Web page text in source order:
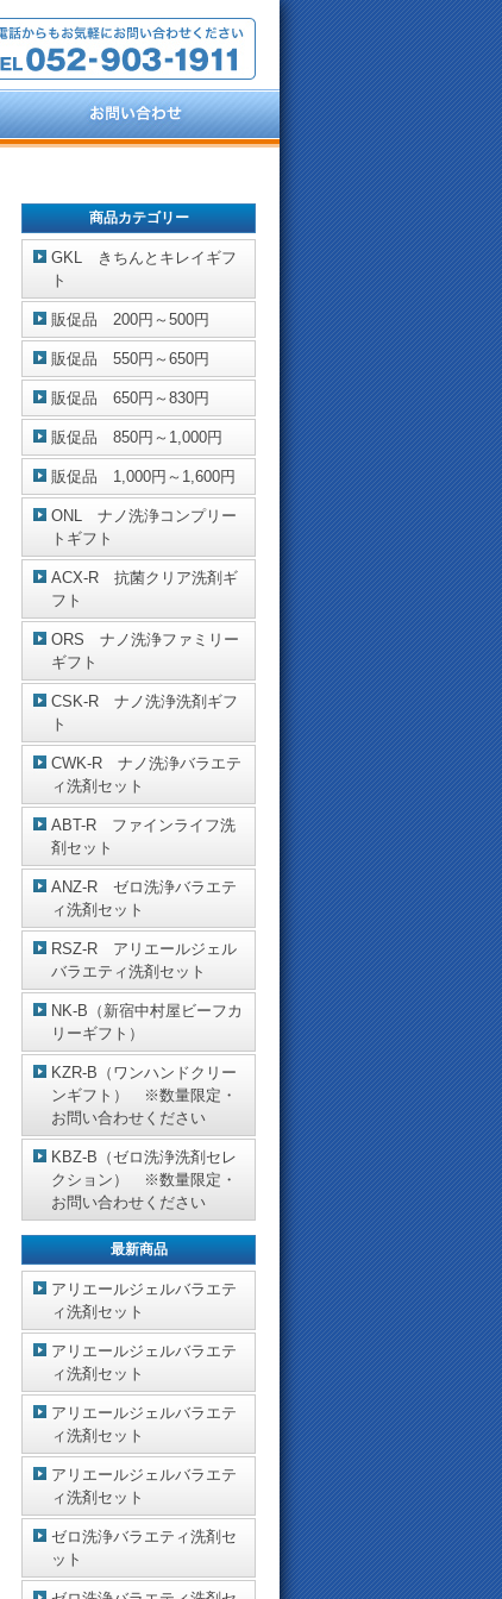
商品カテゴリー
GKL きちんとキレイギフ
ト
販促品 200円～500円
販促品 550円～650円
販促品 650円～830円
販促品 850円～1,000円
販促品 1,000円～1,600円
ONL ナノ洗浄コンプリー
トギフト
ACX-R 抗菌クリア洗剤ギ
フト
ORS ナノ洗浄ファミリー
ギフト
CSK-R ナノ洗浄洗剤ギフ
ト
CWK-R ナノ洗浄バラエテ
ィ洗剤セット
ABT-R ファインライフ洗
剤セット
ANZ-R ゼロ洗浄バラエテ
ィ洗剤セット
RSZ-R アリエールジェル
バラエティ洗剤セット
NK-B（新宿中村屋ビーフカ
リーギフト）
KZR-B（ワンハンドクリー
ンギフト） ※数量限定・
お問い合わせください
KBZ-B（ゼロ洗浄洗剤セレ
クション） ※数量限定・
お問い合わせください
最新商品
アリエールジェルバラエテ
ィ洗剤セット
アリエールジェルバラエテ
ィ洗剤セット
アリエールジェルバラエテ
ィ洗剤セット
アリエールジェルバラエテ
ィ洗剤セット
ゼロ洗浄バラエティ洗剤セ
ット